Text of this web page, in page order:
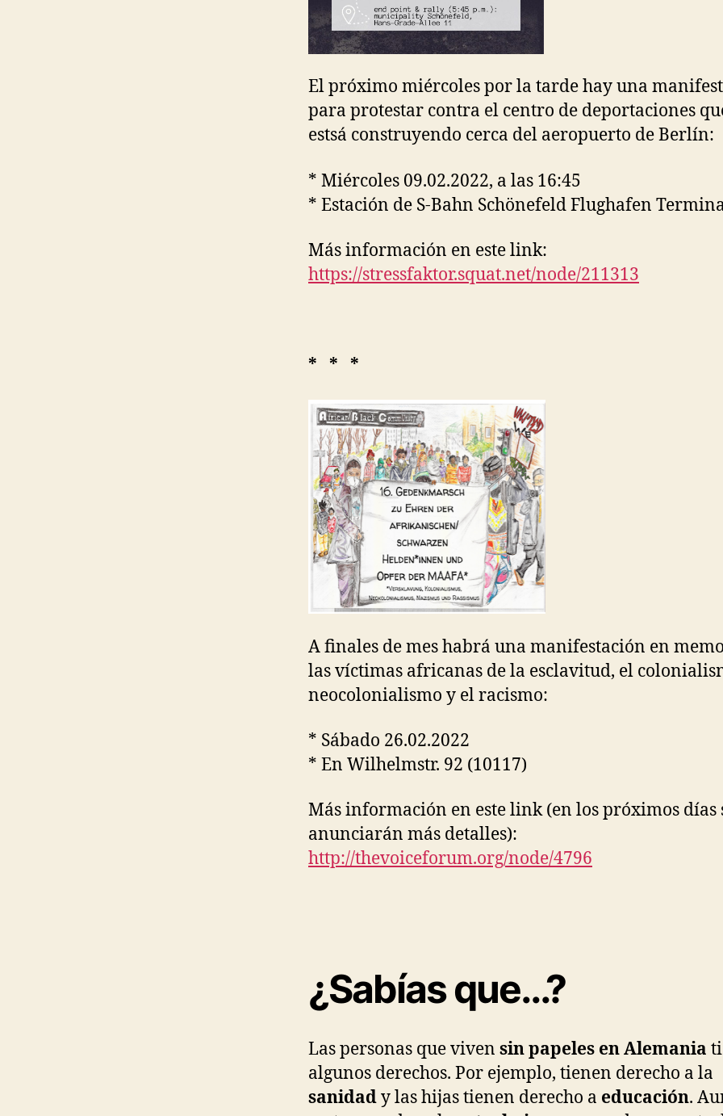
El próximo miércoles por la tarde hay una
para protestar contra el centro de deportaciones
estsá construyendo cerca del aeropuerto de Berlín:
* Miércoles 09.02.2022, a las 16:45
* Estación de S-Bahn Schönefeld Flughafen
Más información en este link:
https://stressfaktor.squat.net/node/211313
* * *
A finales de mes habrá una manifestación en
las víctimas africanas de la esclavitud, el
neocolonialismo y el racismo:
* Sábado 26.02.2022
* En Wilhelmstr. 92 (10117)
Más información en este link (en los próximos días
anunciarán más detalles):
http://thevoiceforum.org/node/4796
¿Sabías que…?
Las personas que viven sin papeles en Alemania
algunos derechos. Por ejemplo, tienen derecho a la
sanidady las hijas tienen derecho a educación.